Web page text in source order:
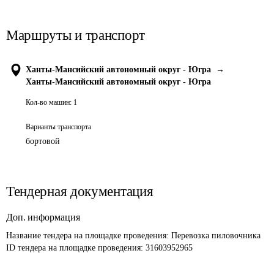
Маршруты и транспорт
Ханты-Мансийский автономный округ - Югра
→
Ханты-Мансийский автономный округ - Югра
Кол-во машин: 1
Варианты транспорта
бортовой
Тендерная документация
Доп. информация
Название тендера на площадке проведения: Перевозка пиловочника
ID тендера на площадке проведения: 31603952965